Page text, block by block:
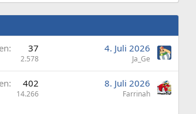
37
2.578
4. Juli 2026
Ja_Ge
402
14.266
8. Juli 2026
Farrinah